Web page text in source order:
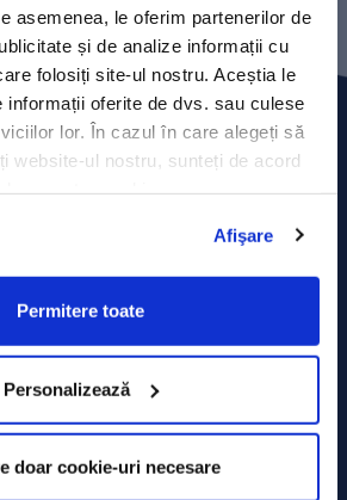
asemenea, le oferim partenerilor de
și de analize informații cu
folosiți site-ul nostru. Aceștia le
informații oferite de dvs. sau culese
lor. În cazul în care alegeți să
website-ul nostru, sunteți de acord
Afişare
Permitere toate
Personalizează
doar cookie-uri necesare
datelor